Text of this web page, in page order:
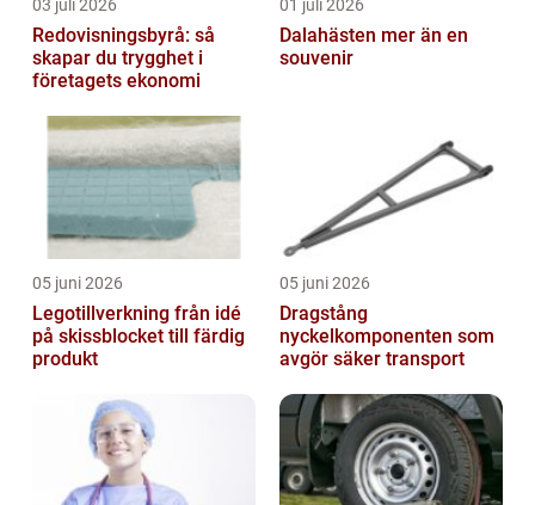
03 juli 2026
Redovisningsbyrå: så
skapar du trygghet i
företagets ekonomi
01 juli 2026
Dalahästen mer än en
souvenir
05 juni 2026
Legotillverkning från idé
på skissblocket till färdig
produkt
05 juni 2026
Dragstång
nyckelkomponenten som
avgör säker transport